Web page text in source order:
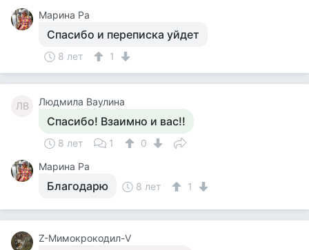
Марина Ра
Спасибо и переписка уйдет
8 лет 1
ЛВ Людмила Ваулина
Спасибо! Взаимно и вас!!
8 лет 1
0
Марина Ра
Благодарю 8 лет 1
Z-Мимокрокодил-V